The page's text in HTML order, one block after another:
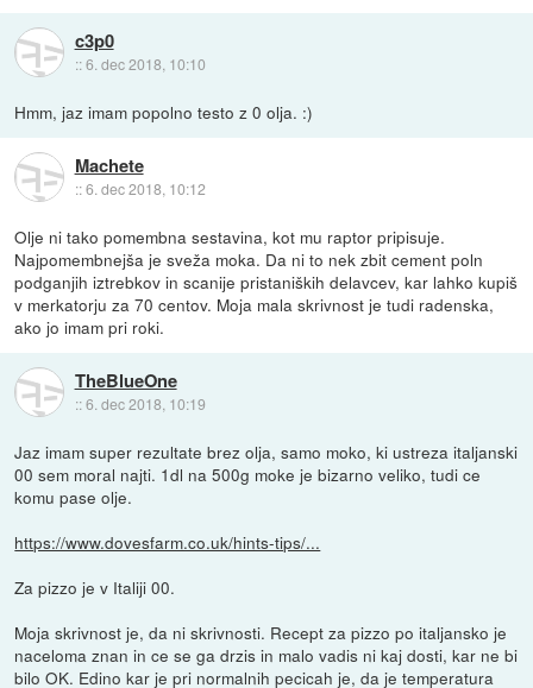
c3p0
::6. dec 2018, 10:10
Hmm, jaz imam popolno testo z 0 olja. :)
Machete
::6. dec 2018, 10:12
Olje ni tako pomembna sestavina, kot mu raptor pripisuje.
Najpomembnejša je sveža moka. Da ni to nek zbit cement poln
podganjih iztrebkov in scanije pristaniških delavcev, kar lahko kupiš
v merkatorju za 70 centov. Moja mala skrivnost je tudi radenska,
ako jo imam pri roki.
TheBlueOne
::6. dec 2018, 10:19
Jaz imam super rezultate brez olja, samo moko, ki ustreza italjanski
00 sem moral najti. 1dl na 500g moke je bizarno veliko, tudi ce
komu pase olje.
https://www.dovesfarm.co.uk/hints-tips/...
Za pizzo je v Italiji 00.
Moja skrivnost je, da ni skrivnosti. Recept za pizzo po italjansko je
naceloma znan in ce se ga drzis in malo vadis ni kaj dosti, kar ne bi
bilo OK. Edino kar je pri normalnih pecicah je, da je temperatura